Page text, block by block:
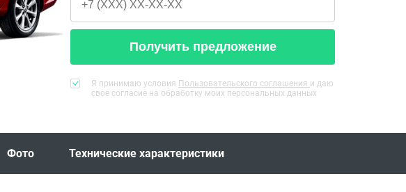
Получить предложение
Я принимаю условия Пользовательского соглашения и даю
свое согласие на обработку моих персональных данных
Фото Технические характеристики